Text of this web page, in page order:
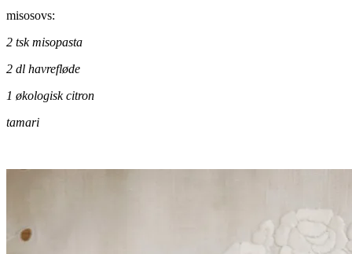
misosovs:
2 tsk misopasta
2 dl havrefløde
1 økologisk citron
tamari